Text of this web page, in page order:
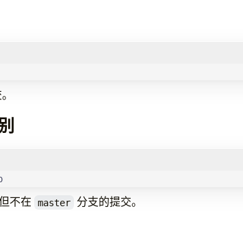
不在 master 分支的提交。